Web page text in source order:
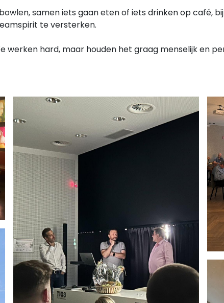
samen iets gaan eten of iets drinken op café,
te versterken.
werken hard, maar houden het graag menselijk en